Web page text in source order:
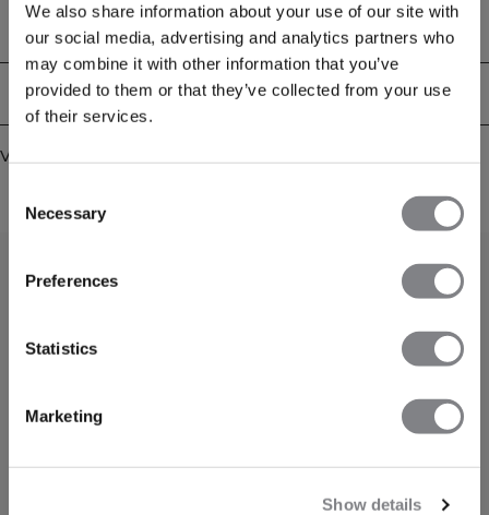
We also share information about your use of our site with
our social media, advertising and analytics partners who
may combine it with other information that you’ve
provided to them or that they’ve collected from your use
of their services.
Selection
Necessary
Preferences
Statistics
Marketing
Show details
flatterende en comfortabele pasvorm, terwijl de atletische snit optimale
geschikt voor elk intensief trainingsmoment. Force Warpknit is onze
gloednieuwe naadloze serie die de warp-knit technologie voor het eerst
introduceert in het ICIW assortiment. Deze innovatieve techniek omvat het
breien van garens in een zigzagpatroon langs de lengte van de stof, wat
resulteert in een stabiel, duurzaam en lichtgewicht materiaal. Ontdek de
standaard in sportkleding. 88% Polyamid, 12% Elastan
Technische aspecten
Bezorging en retouren
Vergelijkbare producten